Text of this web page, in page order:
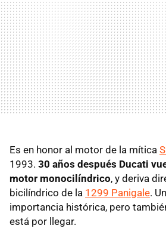
Es en honor al motor de la mítica
1993. 30 años después Ducati
motor monocilíndrico, y deriva
bicilíndrico de la 1299 Panigale.
importancia histórica, pero
está por llegar.